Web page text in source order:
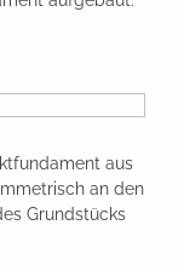
aus
an den
Grundstücks